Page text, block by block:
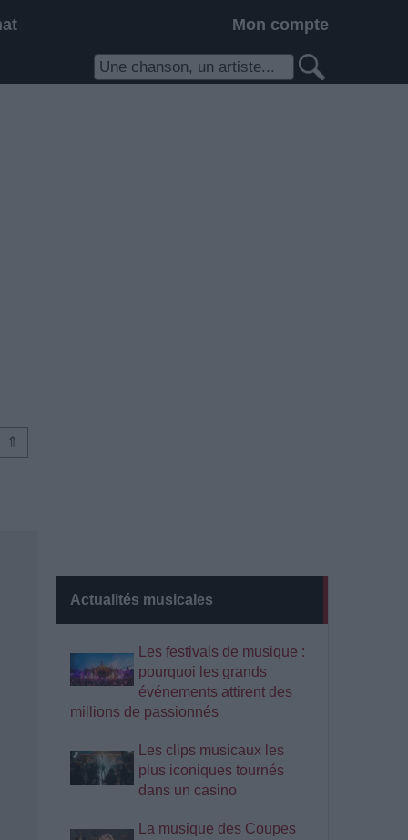
Mon compte
Actualités musicales
Les festivals de musique :
pourquoi les grands
événements attirent des
millions de passionnés
Les clips musicaux les
plus iconiques tournés
dans un casino
La musique des Coupes
⇑